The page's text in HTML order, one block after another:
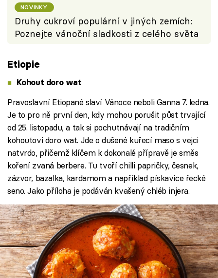
NOVINKY
Druhy cukroví populární v jiných zemích:
Poznejte vánoční sladkosti z celého světa
Etiopie
Kohout doro wat
Pravoslavní Etiopané slaví Vánoce neboli Ganna 7. ledna.
Je to pro ně první den, kdy mohou porušit půst trvající
od 25. listopadu, a tak si pochutnávají na tradičním
kohoutovi doro wat. Jde o dušené kuřecí maso s vejci
natvrdo, přičemž klíčem k dokonalé přípravě je směs
koření zvaná berbere. Tu tvoří chilli papričky, česnek,
zázvor, bazalka, kardamom a například pískavice řecké
seno. Jako příloha je podáván kvašený chléb injera.